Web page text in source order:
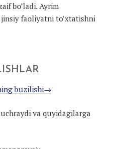
bo’ladi. Ayrim
faoliyatni to’xtatishni
buzilishi→
va quyidagilarga